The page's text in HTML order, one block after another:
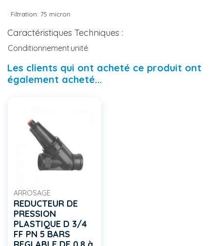
· Filtration: 75 micron
Caractéristiques Techniques :
Conditionnement unité
Les clients qui ont acheté ce produit ont
également acheté...
ARROSAGE
REDUCTEUR DE
PRESSION
PLASTIQUE D 3/4
FF PN 5 BARS